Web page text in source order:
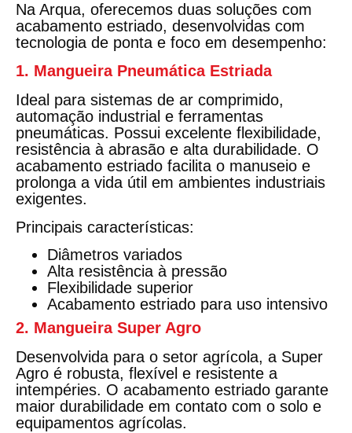
Na Arqua, oferecemos duas soluções com
acabamento estriado, desenvolvidas com
tecnologia de ponta e foco em desempenho:
1. Mangueira Pneumática Estriada
Ideal para sistemas de ar comprimido,
automação industrial e ferramentas
pneumáticas. Possui excelente flexibilidade,
resistência à abrasão e alta durabilidade. O
acabamento estriado facilita o manuseio e
prolonga a vida útil em ambientes industriais
exigentes.
Principais características:
Diâmetros variados
Alta resistência à pressão
Flexibilidade superior
Acabamento estriado para uso intensivo
2. Mangueira Super Agro
Desenvolvida para o setor agrícola, a Super
Agro é robusta, flexível e resistente a
intempéries. O acabamento estriado garante
maior durabilidade em contato com o solo e
equipamentos agrícolas.